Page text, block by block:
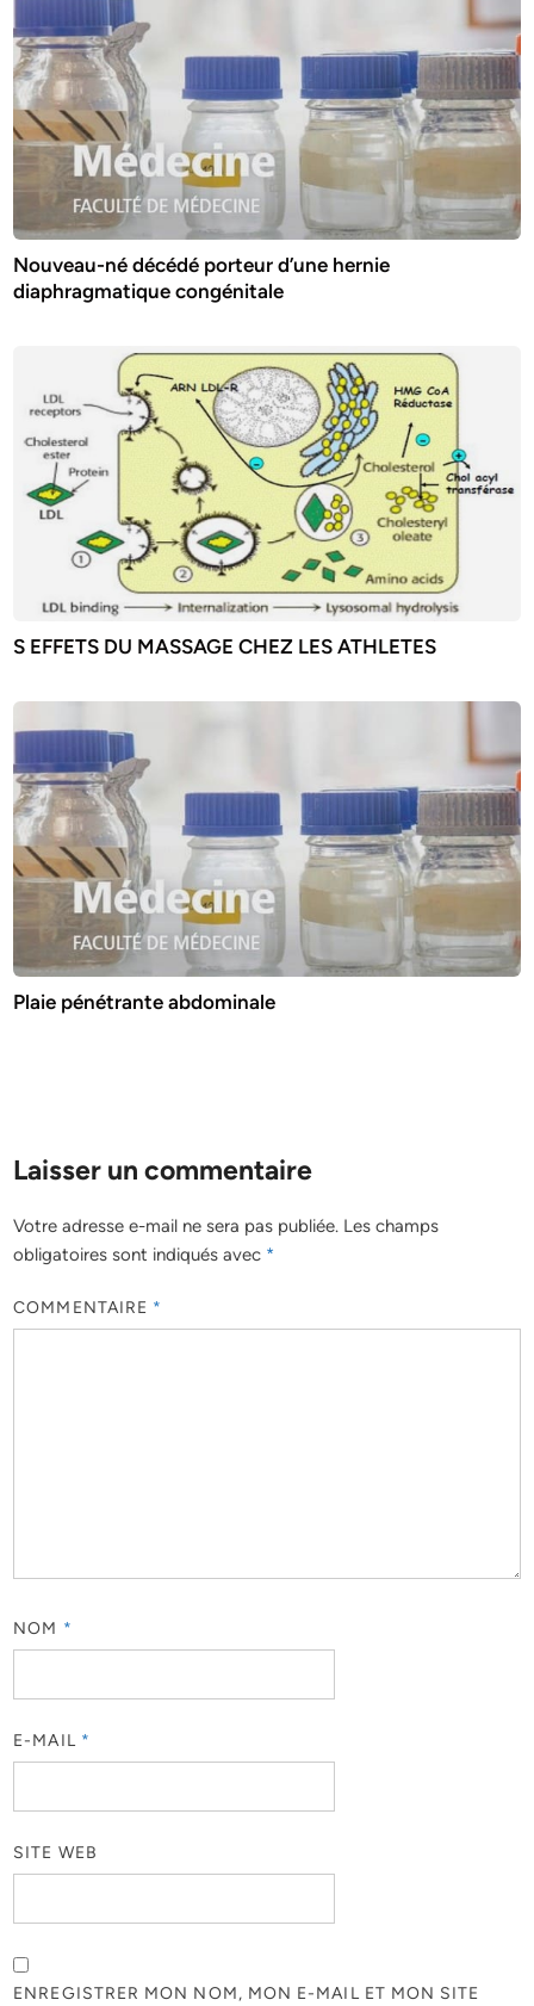
Nouveau-né décédé porteur d’une hernie
diaphragmatique congénitale
S EFFETS DU MASSAGE CHEZ LES ATHLETES
Plaie pénétrante abdominale
Laisser un commentaire
Votre adresse e-mail ne sera pas publiée. Les champs
obligatoires sont indiqués avec *
COMMENTAIRE *
NOM *
E-MAIL *
SITE WEB
ENREGISTRER MON NOM, MON E-MAIL ET MON SITE